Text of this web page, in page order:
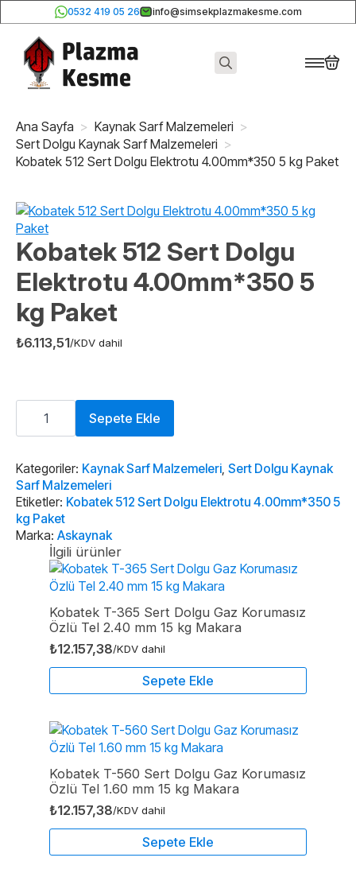
0532 419 05 26 info@simsekplazmakesme.com
Ana Sayfa
Kaynak Sarf Malzemeleri
Sert Dolgu Kaynak Sarf Malzemeleri
Kobatek 512 Sert Dolgu Elektrotu 4.00mm*350 5 kg Paket
Kobatek 512 Sert Dolgu
Elektrotu 4.00mm*350 5
kg Paket
₺6.113,51/KDV dahil
Kobatek
Sert
4.00mm*350
5
kg
Paket
adet
Sepete Ekle
Kategoriler: Kaynak Sarf Malzemeleri, Sert Dolgu Kaynak
Sarf Malzemeleri
Etiketler: Kobatek 512 Sert Dolgu Elektrotu 4.00mm*350 5
kg Paket
Marka: Askaynak
İlgili ürünler
Kobatek T-365 Sert Dolgu Gaz Korumasız
Özlü Tel 2.40 mm 15 kg Makara
₺12.157,38/KDV dahil
Sepete Ekle
Kobatek T-560 Sert Dolgu Gaz Korumasız
Özlü Tel 1.60 mm 15 kg Makara
₺12.157,38/KDV dahil
Sepete Ekle